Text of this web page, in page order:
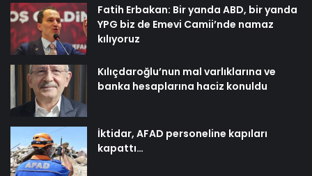
Fatih Erbakan: Bir yanda ABD, bir yanda
YPG biz de Emevi Camii’nde namaz
kılıyoruz
Kılıçdaroğlu’nun mal varlıklarına ve
banka hesaplarına haciz konuldu
İktidar, AFAD personeline kapıları
kapattı…